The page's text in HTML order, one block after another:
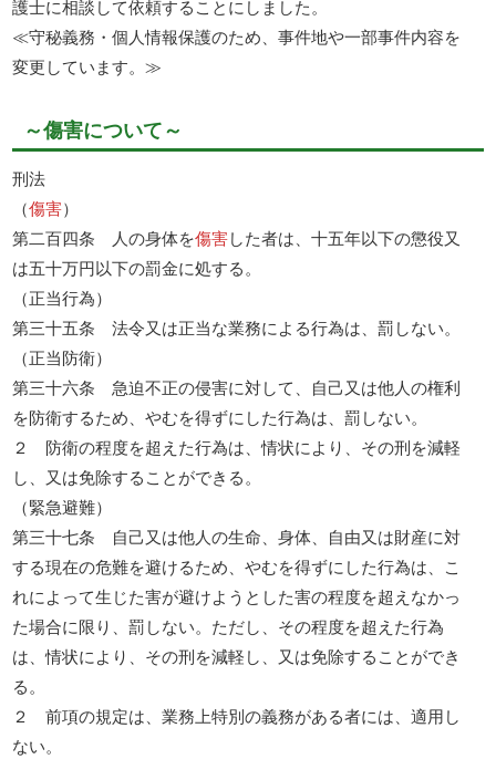
護士に相談して依頼することにしました。
≪守秘義務・個人情報保護のため、事件地や一部事件内容を
変更しています。≫
～傷害について～
刑法
（傷害）
第二百四条 人の身体を傷害した者は、十五年以下の懲役又
は五十万円以下の罰金に処する。
（正当行為）
第三十五条 法令又は正当な業務による行為は、罰しない。
（正当防衛）
第三十六条 急迫不正の侵害に対して、自己又は他人の権利
を防衛するため、やむを得ずにした行為は、罰しない。
２ 防衛の程度を超えた行為は、情状により、その刑を減軽
し、又は免除することができる。
（緊急避難）
第三十七条 自己又は他人の生命、身体、自由又は財産に対
する現在の危難を避けるため、やむを得ずにした行為は、こ
れによって生じた害が避けようとした害の程度を超えなかっ
た場合に限り、罰しない。ただし、その程度を超えた行為
は、情状により、その刑を減軽し、又は免除することができ
る。
２ 前項の規定は、業務上特別の義務がある者には、適用し
ない。